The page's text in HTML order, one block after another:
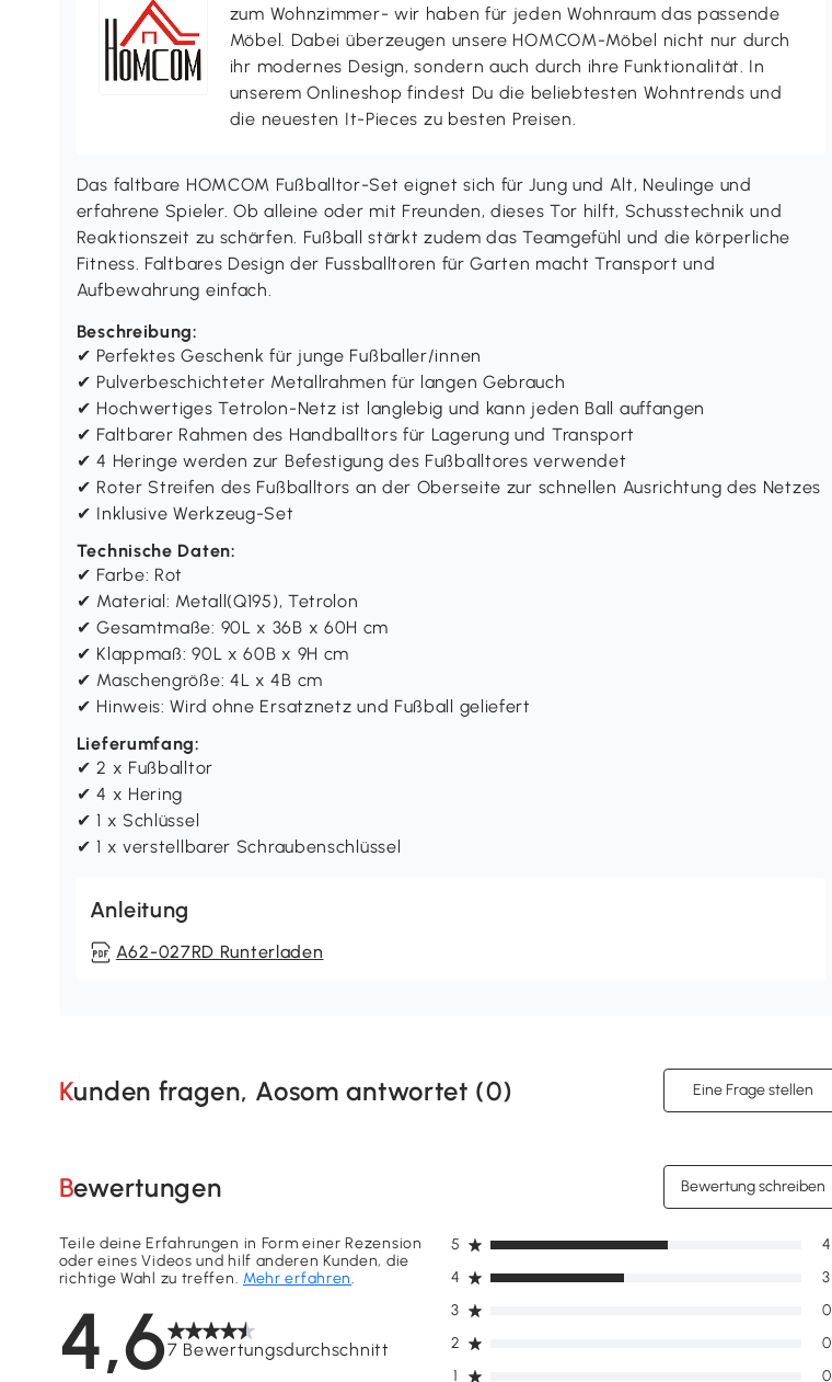
zum Wohnzimmer- wir haben für jeden Wohnraum das passende
Möbel. Dabei überzeugen unsere HOMCOM-Möbel nicht nur durch
ihr modernes Design, sondern auch durch ihre Funktionalität. In
unserem Onlineshop findest Du die beliebtesten Wohntrends und
die neuesten It-Pieces zu besten Preisen.
Das faltbare HOMCOM Fußballtor-Set eignet sich für Jung und Alt, Neulinge und
erfahrene Spieler. Ob alleine oder mit Freunden, dieses Tor hilft, Schusstechnik und
Reaktionszeit zu schärfen. Fußball stärkt zudem das Teamgefühl und die körperliche
Fitness. Faltbares Design der Fussballtoren für Garten macht Transport und
Aufbewahrung einfach.
Beschreibung:
✔ Perfektes Geschenk für junge Fußballer/innen
✔ Pulverbeschichteter Metallrahmen für langen Gebrauch
✔ Hochwertiges Tetrolon-Netz ist langlebig und kann jeden Ball auffangen
✔ Faltbarer Rahmen des Handballtors für Lagerung und Transport
✔ 4 Heringe werden zur Befestigung des Fußballtores verwendet
✔ Roter Streifen des Fußballtors an der Oberseite zur schnellen Ausrichtung des Netzes
✔ Inklusive Werkzeug-Set
Technische Daten:
✔ Farbe: Rot
✔ Material: Metall(Q195), Tetrolon
✔ Gesamtmaße: 90L x 36B x 60H cm
✔ Klappmaß: 90L x 60B x 9H cm
✔ Maschengröße: 4L x 4B cm
✔ Hinweis: Wird ohne Ersatznetz und Fußball geliefert
Lieferumfang:
✔ 2 x Fußballtor
✔ 4 x Hering
✔ 1 x Schlüssel
✔ 1 x verstellbarer Schraubenschlüssel
Anleitung
A62-027RD Runterladen
Kunden fragen, Aosom antwortet (0) Eine Frage stellen
Bewertungen Bewertung schreiben
4,67 Bewertungsdurchschnitt
Teile deine Erfahrungen in Form einer Rezension
oder eines Videos und hilf anderen Kunden, die
richtige Wahl zu treffen. Mehr erfahren.
1 0
2 0
3 0
4 3
5 4